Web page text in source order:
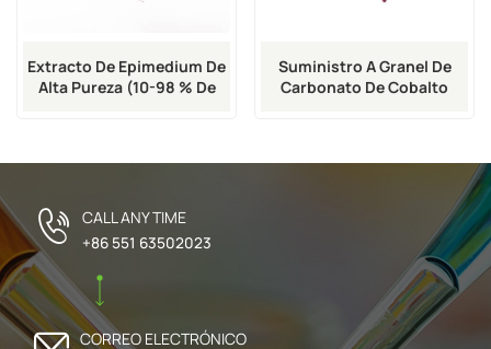
Extracto De Epimedium De
Alta Pureza (10-98 % De
Suministro A Granel De
Carbonato De Cobalto
CALL ANY TIME
+86 551 63502023
CORREO ELECTRÓNICO